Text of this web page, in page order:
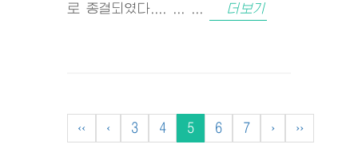
로 종결되였다.... ... ...
더보기
‹‹ ‹ 3 4 5 6 7 › ››